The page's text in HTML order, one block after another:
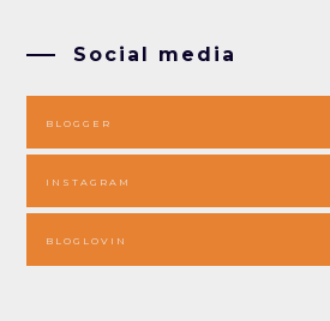
Social media
BLOGGER
INSTAGRAM
BLOGLOVIN